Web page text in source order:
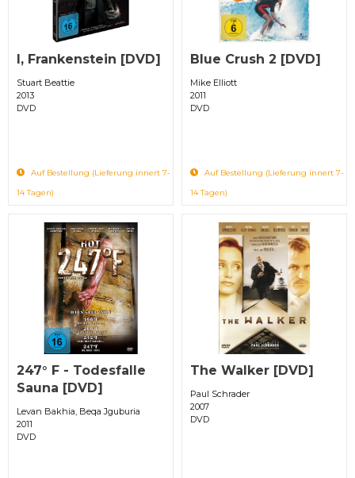
I, Frankenstein [DVD]
Stuart Beattie
2013
DVD
Auf Bestellung (Lieferung innert 7-
14 Tagen)
Blue Crush 2 [DVD]
Mike Elliott
2011
DVD
Auf Bestellung (Lieferung innert 7-
14 Tagen)
247° F - Todesfalle
Sauna [DVD]
Levan Bakhia, Beqa Jguburia
2011
DVD
The Walker [DVD]
Paul Schrader
2007
DVD